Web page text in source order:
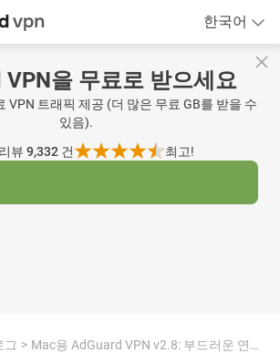
한국어
VPN을 무료로 받으세요
VPN 트래픽 제공 (더 많은 무료 GB를 받을 수
있음).
뷰 9,332 건 최고!
그 Mac용 AdGuard VPN v2.8: 부드러운 연결과 내부 개선